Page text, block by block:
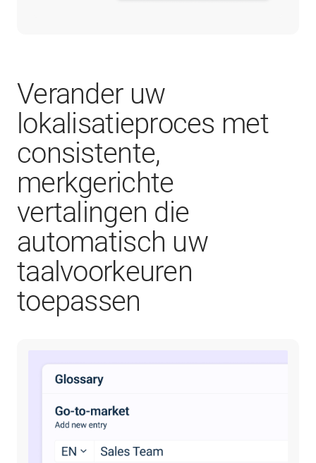
Verander uw
lokalisatieproces met
consistente,
merkgerichte
vertalingen die
automatisch uw
taalvoorkeuren
toepassen